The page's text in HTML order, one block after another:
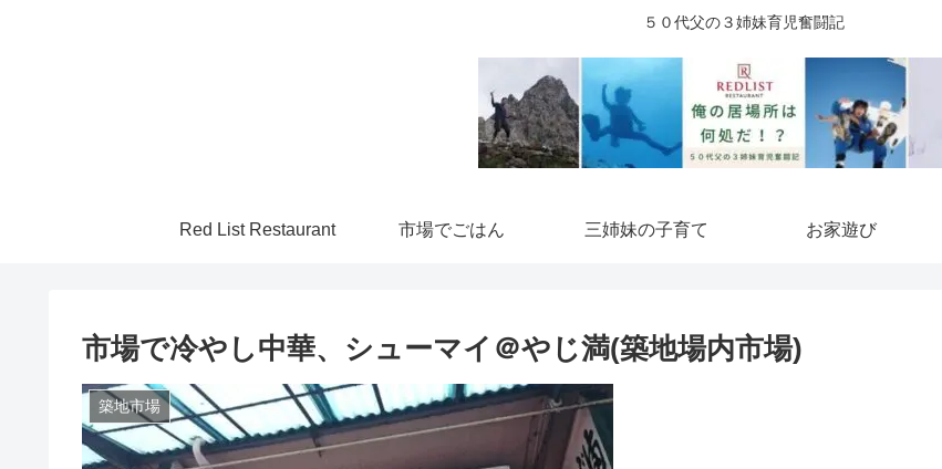
５０代父の３姉妹育児奮闘記
Red List Restaurant 市場でごはん 三姉妹の子育て お家遊び
市場で冷やし中華、シューマイ＠やじ満(築地場内市場)
築地市場